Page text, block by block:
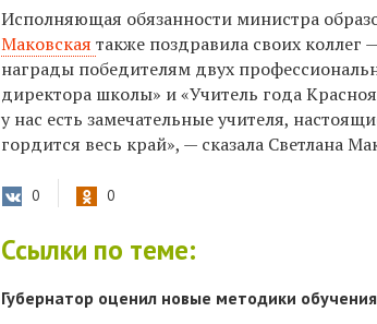
Исполняющая обязанности министра
Маковскаятакже поздравила своих
награды победителям двух
директора школы» и «Учитель года
у нас есть замечательные учителя,
гордится весь край», — сказала Светлана
0 0
Ссылки по теме:
Губернатор оценил новые методики